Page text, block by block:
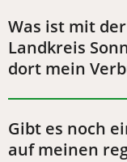
Was ist mit
Landkreis
dort mein
Gibt es noch
auf meinen